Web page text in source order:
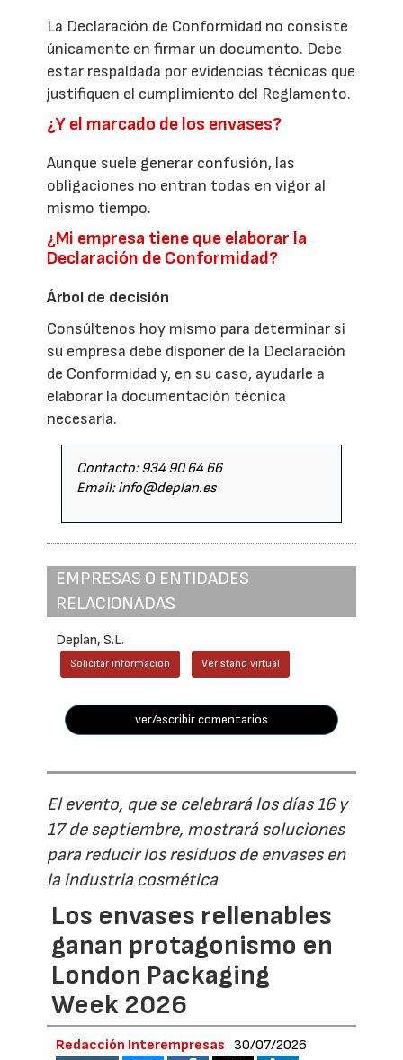
La Declaración de Conformidad no consiste
únicamente en firmar un documento. Debe
estar respaldada por evidencias técnicas que
justifiquen el cumplimiento del Reglamento.
¿Y el marcado de los envases?
Aunque suele generar confusión, las
obligaciones no entran todas en vigor al
mismo tiempo.
¿Mi empresa tiene que elaborar la
Declaración de Conformidad?
Árbol de decisión
Consúltenos hoy mismo para determinar si
su empresa debe disponer de la Declaración
de Conformidad y, en su caso, ayudarle a
elaborar la documentación técnica
necesaria.
Contacto: 934 90 64 66
Email: info@deplan.es
EMPRESAS O ENTIDADES
RELACIONADAS
Deplan, S.L.
Solicitar información Ver stand virtual
ver/escribir comentarios
El evento, que se celebrará los días 16 y
17 de septiembre, mostrará soluciones
para reducir los residuos de envases en
la industria cosmética
Los envases rellenables
ganan protagonismo en
London Packaging
Week 2026
Redacción Interempresas 30/07/2026